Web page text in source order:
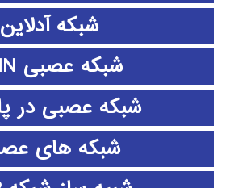
شبکه آدلاین
شبکه عصبی CNN
شبکه عصبی در
شبکه های